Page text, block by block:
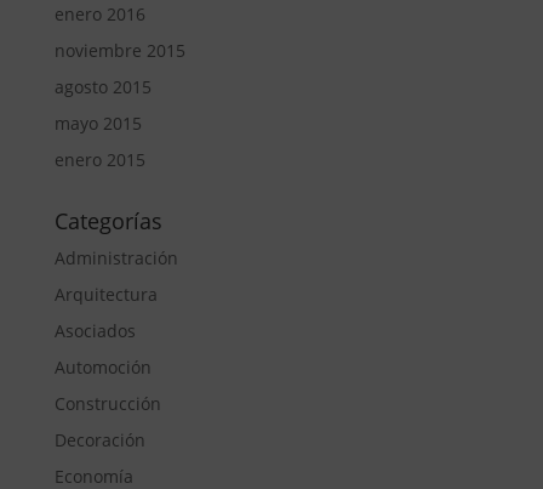
enero 2016
noviembre 2015
agosto 2015
mayo 2015
enero 2015
Categorías
Administración
Arquitectura
Asociados
Automoción
Construcción
Decoración
Economía